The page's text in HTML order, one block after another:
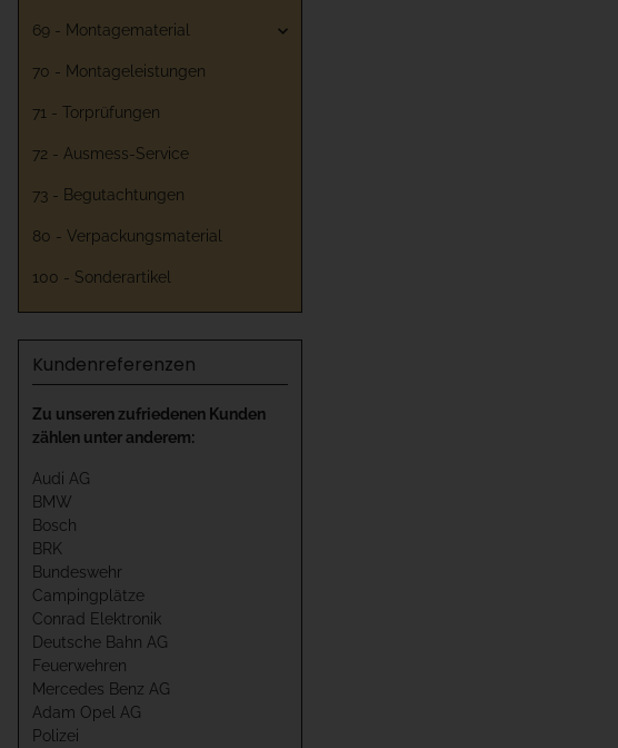
69 - Montagematerial
70 - Montageleistungen
71 - Torprüfungen
72 - Ausmess-Service
73 - Begutachtungen
80 - Verpackungsmaterial
100 - Sonderartikel
Kundenreferenzen
Zu unseren zufriedenen Kunden
zählen unter anderem:
Audi AG
BMW
Bosch
BRK
Bundeswehr
Campingplätze
Conrad Elektronik
Deutsche Bahn AG
Feuerwehren
Mercedes Benz AG
Adam Opel AG
Polizei